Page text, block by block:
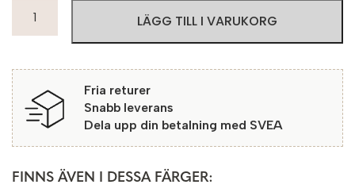
Tröja
OffWhite
mängd
LÄGG TILL I VARUKORG
Fria returer
Snabb leverans
Dela upp din betalning med SVEA
FINNS ÄVEN I DESSA FÄRGER: